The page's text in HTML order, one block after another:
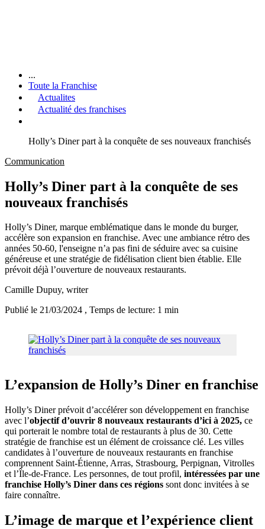
...
Toute la Franchise
Actualites
Actualité des franchises
Holly’s Diner part à la conquête de ses nouveaux franchisés
Communication
Holly’s Diner part à la conquête de ses
nouveaux franchisés
Holly’s Diner, marque emblématique dans le monde du burger,
accélère son expansion en franchise. Avec une ambiance rétro des
années 50-60, l'enseigne n’a pas fini de séduire avec sa cuisine
généreuse et une stratégie de fidélisation client bien établie. Elle
prévoit déjà l’ouverture de nouveaux restaurants.
Camille Dupuy, writer
Publié le 21/03/2024 , Temps de lecture: 1 min
L’expansion de Holly’s Diner en franchise
Holly’s Diner prévoit d’accélérer son développement en franchise
avec l’objectif d’ouvrir 8 nouveaux restaurants d’ici à 2025, ce
qui porterait le nombre total de restaurants à plus de 30. Cette
stratégie de franchise est un élément de croissance clé. Les villes
candidates à l’ouverture de nouveaux restaurants en franchise
comprennent Saint-Étienne, Arras, Strasbourg, Perpignan, Vitrolles
et l’Île-de-France. Les personnes, de tout profil, intéressées par une
franchise Holly’s Diner dans ces régions sont donc invitées à se
faire connaître.
L’image de marque et l’expérience client